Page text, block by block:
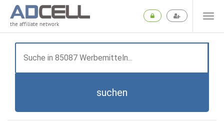
the affiliate network
suchen